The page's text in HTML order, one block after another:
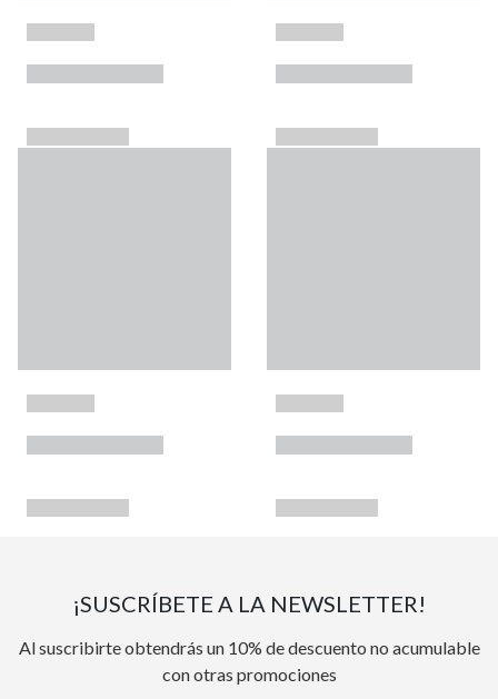
¡SUSCRÍBETE A LA NEWSLETTER!
Al suscribirte obtendrás un 10% de descuento no acumulable
con otras promociones